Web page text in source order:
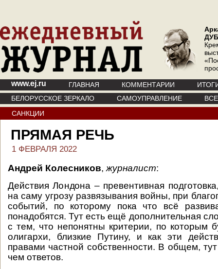
www.ej.ru ГЛАВНАЯ КОММЕНТАРИИ
БЕЛОРУССКОЕ ЗЕРКАЛО
САМОУПРАВЛЕНИЕ
САНКЦИИ
ПРЯМАЯ РЕЧЬ
1 ФЕВРАЛЯ 2022
Андрей Колесников, журналист:
Действия Лондона – превентивная
на саму угрозу развязывания войны, при
событий, по которому пока что всё
понадобятся. Тут есть ещё дополнительная
с тем, что непонятны критерии, по которым
олигархи, близкие Путину, и как эти
правами частной собственности. В общем,
чем ответов.